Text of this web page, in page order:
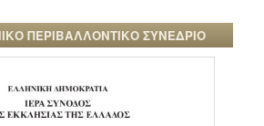
ΠΕΡΙΒΑΛΛΟΝΤΙΚΟ ΣΥΝΕΔΡΙΟ